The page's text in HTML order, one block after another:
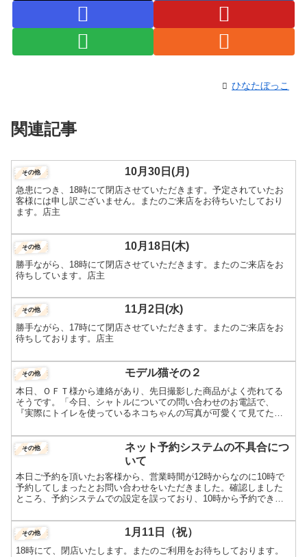
ひなたぼっこ
関連記事
その他 10月30日(月)
急患につき、18時にて閉店させていただきます。予定されていたお
客様には申し訳ございません。またのご来店をお待ちいたしており
ます。店主
その他 10月18日(木)
勝手ながら、18時にて閉店させていただきます。またのご来店をお
待ちしています。店主
その他 11月2日(水)
勝手ながら、17時にて閉店させていただきます。またのご来店をお
待ちしております。店主
その他 モデル猫その２
本日、ＯＦＴ様から連絡があり、先日撮影した商品がよく売れてる
そうです。「今日、シャトルについての問い合わせのお電話で、
『実際にトイレを使っているネコちゃんの写真が可愛くて見てたら
て...
その他
ネット予約システムの不具合につ
いて
本日ご予約を頂いたお客様から、営業時間が12時からなのに10時で
予約してしまったとお問い合わせをいただきました。確認しました
ところ、予約システムでの設定を誤っており、10時から予約できる
その他 1月11日（祝）
18時にて、閉店いたします。またのご利用をお待ちしております。